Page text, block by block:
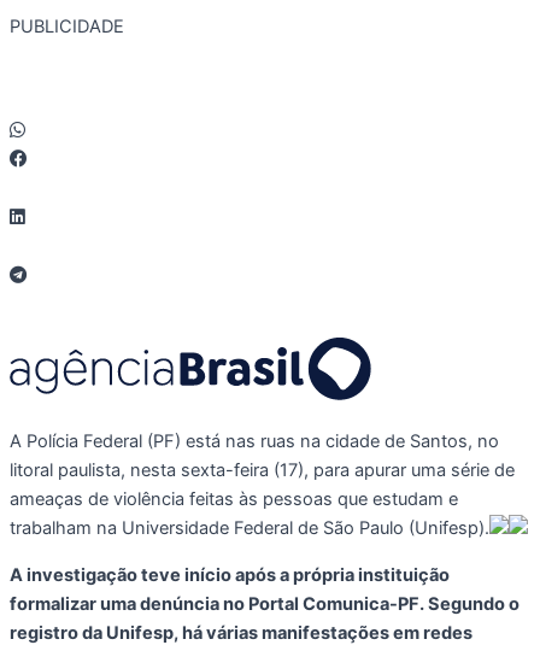
PUBLICIDADE
A Polícia Federal (PF) está nas ruas na cidade de Santos, no
litoral paulista, nesta sexta-feira (17), para apurar uma série de
ameaças de violência feitas às pessoas que estudam e
trabalham na Universidade Federal de São Paulo (Unifesp).
A investigação teve início após a própria instituição
formalizar uma denúncia no Portal Comunica-PF. Segundo o
registro da Unifesp, há várias manifestações em redes